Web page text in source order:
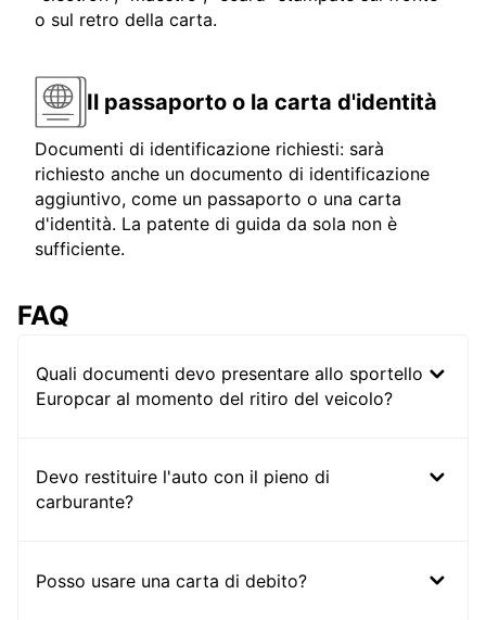
o sul retro della carta.
Il passaporto o la carta d'identità
Documenti di identificazione richiesti: sarà
richiesto anche un documento di identificazione
aggiuntivo, come un passaporto o una carta
d'identità. La patente di guida da sola non è
sufficiente.
FAQ
Quali documenti devo presentare allo sportello
Europcar al momento del ritiro del veicolo?
Devo restituire l'auto con il pieno di
carburante?
Posso usare una carta di debito?